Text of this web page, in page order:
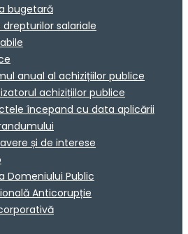
bugetară
drepturilor salariale
anual al achizițiilor publice
achizițiilor publice
începand cu data aplicării
și de interese
Domeniului Public
Anticorupție